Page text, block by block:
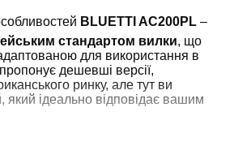
BLUETTI AC200PL –
стандартом вилки, що
для використання в
дешевші версії,
ринку, але тут ви
який ідеально відповідає вашим